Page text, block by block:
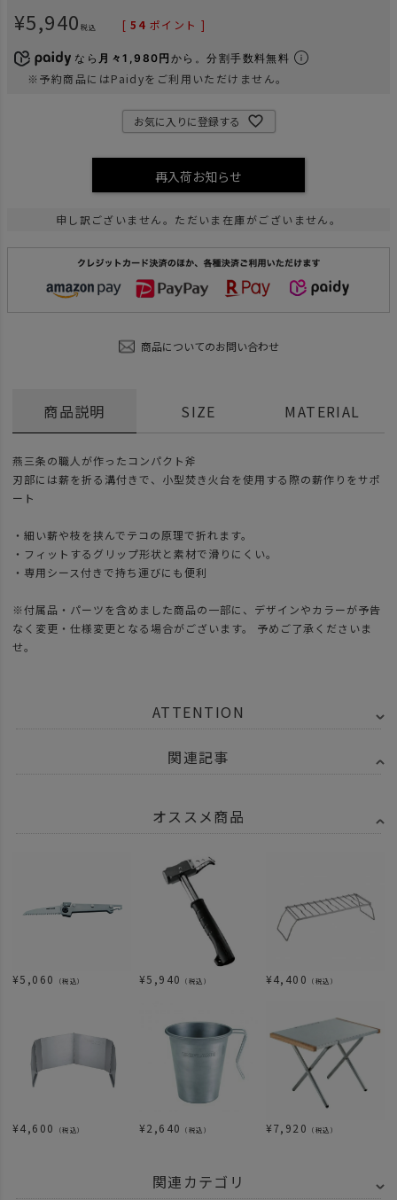
¥5,940 税込 [ 54 ポイント ]
なら 月々1,980円 から。分割手数料無料
※予約商品にはPaidyをご利用いただけません。
お気に入りに登録する
再入荷お知らせ
申し訳ございません。ただいま在庫がございません。
商品についてのお問い合わせ
商品説明
燕三条の職人が作ったコンパクト斧
刃部には薪を折る溝付きで、小型焚き火台を使用する際の薪作りをサポ
ート
・細い薪や枝を挟んでテコの原理で折れます。
・フィットするグリップ形状と素材で滑りにくい。
・専用シース付きで持ち運びにも便利
※付属品・パーツを含めました商品の一部に、デザインやカラーが予告
なく変更・仕様変更となる場合がございます。 予めご了承くださいま
せ。
SIZE MATERIAL
ATTENTION
関連記事
オススメ商品
¥5,060 （税込） ¥5,940 （税込） ¥4,400 （税込）
¥4,600 （税込） ¥2,640 （税込） ¥7,920 （税込）
関連カテゴリ